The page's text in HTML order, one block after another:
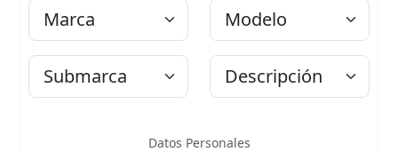
Marca Modelo
Submarca Descripción
Datos Personales